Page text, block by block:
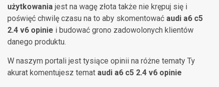
użytkowania jest na wagę złota także nie krępuj się i
poświęć chwilę czasu na to aby skomentować audi a6 c5
2.4 v6 opinie i budować grono zadowolonych klientów
danego produktu.
W naszym portali jest tysiące opinii na różne tematy Ty
akurat komentujesz temat audi a6 c5 2.4 v6 opinie